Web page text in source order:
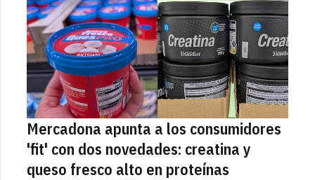
Mercadona apunta a los consumidores
'fit' con dos novedades: creatina y
queso fresco alto en proteínas